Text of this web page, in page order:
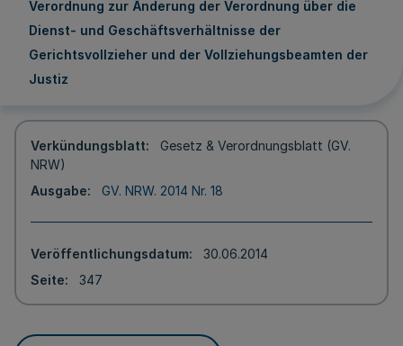
Verordnung zur Änderung der Verordnung über die
Dienst- und Geschäftsverhältnisse der
Gerichtsvollzieher und der Vollziehungsbeamten der
Justiz
Verkündungsblatt
Gesetz & Verordnungsblatt (GV.
NRW)
Ausgabe
GV. NRW. 2014 Nr. 18
Veröffentlichungsdatum
30.06.2014
Seite
347